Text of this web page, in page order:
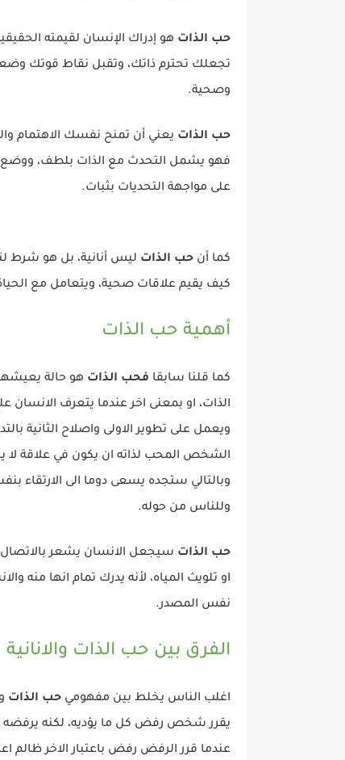
حب الذات هو إدراك الإنسان لقيمته
تجعلك تحترم ذاتك، وتقبل نقاط قوتك
وصحية.
حب الذات يعني أن تمنح نفسك الاهتمام
فهو يشمل التحدث مع الذات بلطف، ووضع
على مواجهة التحديات بثبات.
كما أن حب الذات ليس أنانية، بل هو شرط
كيف يقيم علاقات صحية، ويتعامل مع
أهمية حب الذات
كما قلنا سابقا فحب الذات هو حالة
الذات، او بمعنى اخر عندما يتعرف الانسان
ويعمل على تطوير الاولى واصلاح الثانية
الشخص المحب لذاته ان يكون في علاقة لا
وبالتالي ستجده يسعى دوما الى الارتقاء
وللناس من حوله.
حب الذات سيجعل الانسان يشعر
او تلويث المياه، لأنه يدرك تمام انها منه
نفس المصدر.
الفرق بين حب الذات والانانية
اغلب الناس يخلط بين مفهومي حب الذات و
يقرر شخص رفض كل ما يؤديه، لكنه يرفضه
عندما قرر الرفض رفض باعتبار الاخر